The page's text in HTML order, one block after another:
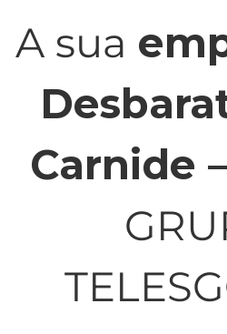
A sua
Carnide